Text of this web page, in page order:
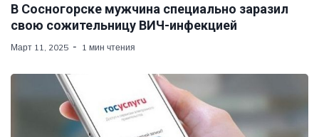
В Сосногорске мужчина специально заразил
свою сожительницу ВИЧ-инфекцией
Март 11, 2025 1 мин чтения